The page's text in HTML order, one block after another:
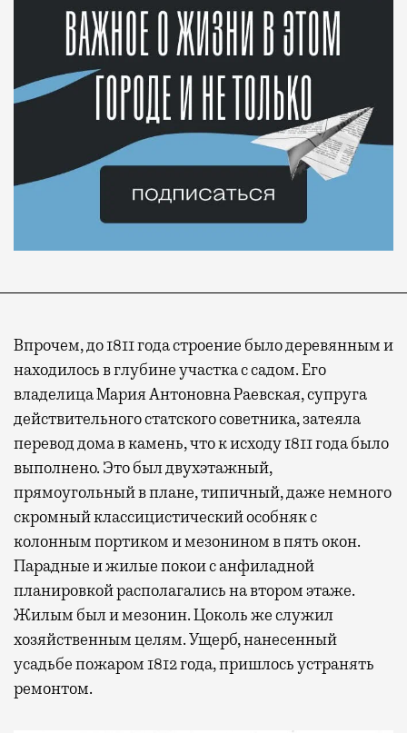
Впрочем, до 1811 года строение было деревянным и
находилось в глубине участка с садом. Его
владелица Мария Антоновна Раевская, супруга
действительного статского советника, затеяла
перевод дома в камень, что к исходу 1811 года было
выполнено. Это был двухэтажный,
прямоугольный в плане, типичный, даже немного
скромный классицистический особняк с
колонным портиком и мезонином в пять окон.
Парадные и жилые покои с анфиладной
планировкой располагались на втором этаже.
Жилым был и мезонин. Цоколь же служил
хозяйственным целям. Ущерб, нанесенный
усадьбе пожаром 1812 года, пришлось устранять
ремонтом.